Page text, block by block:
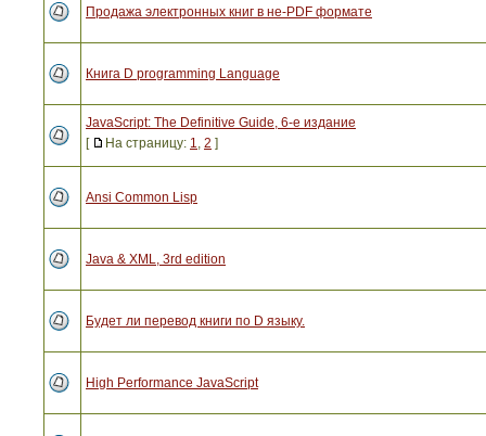
Продажа электронных книг в не-PDF формате
Книга D programming Language
JavaScript: The Definitive Guide, 6-е издание
[
На страницу: 1, 2 ]
Ansi Common Lisp
Java & XML, 3rd edition
Будет ли перевод книги по D языку.
High Performance JavaScript